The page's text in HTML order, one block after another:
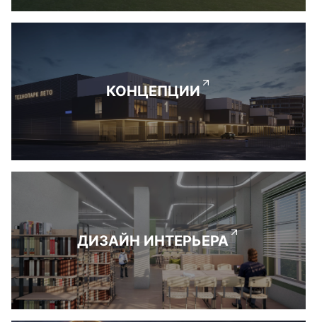
КОНЦЕПЦИИ
ДИЗАЙН ИНТЕРЬЕРА